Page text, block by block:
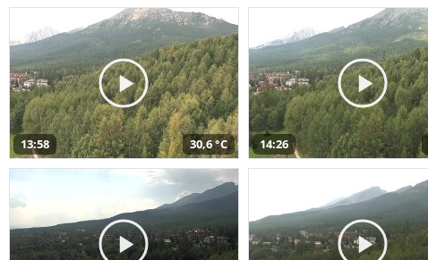
13:58 30,6 °C 14:26